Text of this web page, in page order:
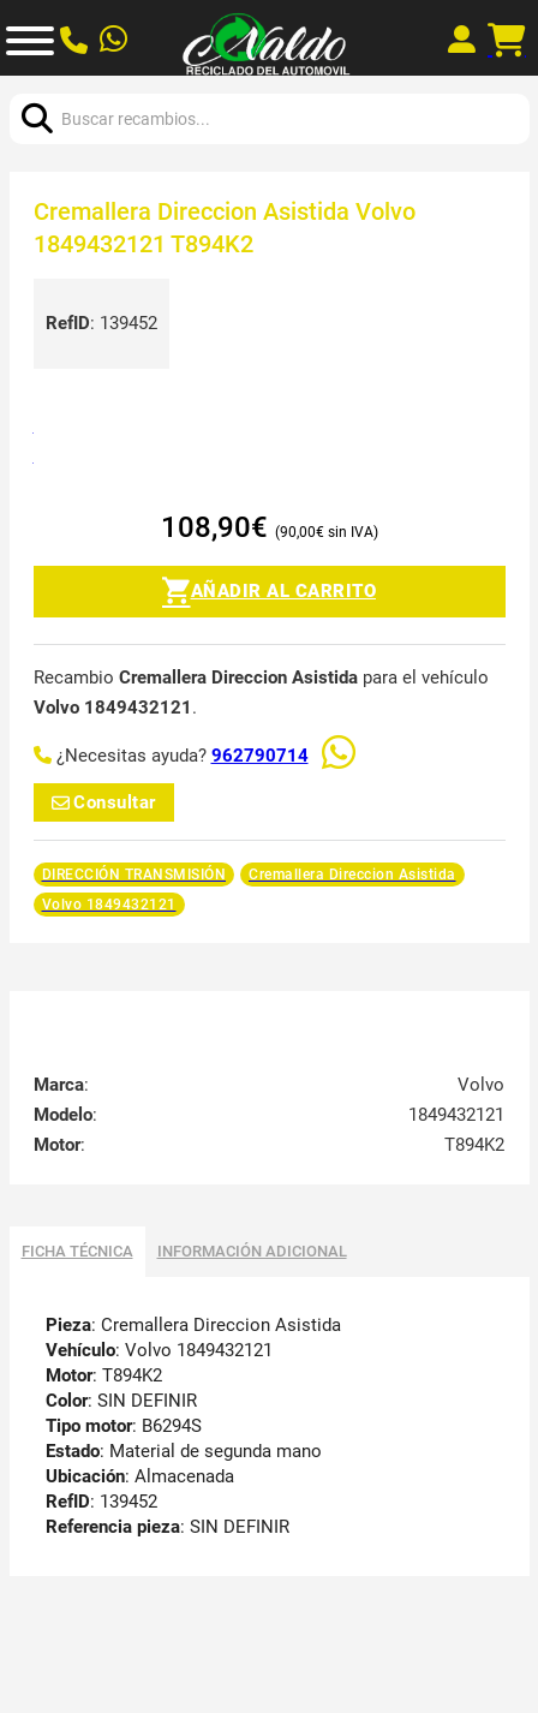
Cremallera Direccion Asistida Volvo
1849432121 T894K2
RefID: 139452
108,90€ 90,00€
AÑADIR AL CARRITO
Recambio Cremallera Direccion Asistidapara el vehículo
Volvo 1849432121 .
¿Necesitas ayuda? 962790714
Consultar
DIRECCIÓN TRANSMISIÓN
Cremallera Direccion Asistida
Volvo 1849432121
Marca:
Volvo
Modelo:
1849432121
Motor: T894K2
FICHA TÉCNICA INFORMACIÓN ADICIONAL
Pieza: Cremallera Direccion Asistida
Vehículo: Volvo 1849432121
Motor: T894K2
Color: SIN DEFINIR
Tipo motor: B6294S
Estado: Material de segunda mano
Ubicación: Almacenada
RefID: 139452
Referencia pieza: SIN DEFINIR